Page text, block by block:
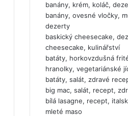
banány, krém, koláč,
banány, ovesné vločky,
dezerty
baskický cheesecake,
cheesecake, kulinářství
batáty, horkovzdušná
hranolky, vegetariánské
batáty, salát, zdravé
big mac, salát, recept,
bílá lasagne, recept,
mleté maso